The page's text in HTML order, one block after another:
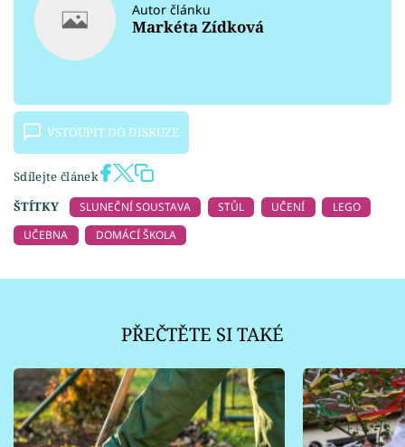
Autor článku
Markéta Zídková
VSTOUPIT DO DISKUZE
Sdílejte článek
ŠTÍTKY
SLUNEČNÍ SOUSTAVA STŮL UČENÍ
LEGO
UČEBNA
DOMÁCÍ ŠKOLA
PŘEČTĚTE SI TAKÉ